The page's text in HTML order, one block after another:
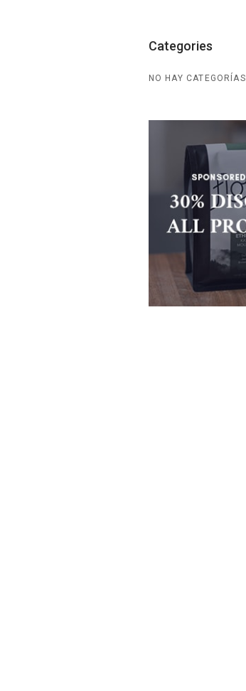
Categories
NO HAY CATEGORÍAS